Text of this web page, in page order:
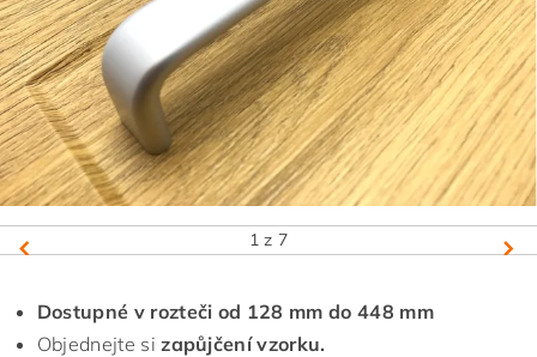
1 z 7
Dostupné v rozteči od 128 mm do 448 mm
Objednejte si zapůjčení vzorku.